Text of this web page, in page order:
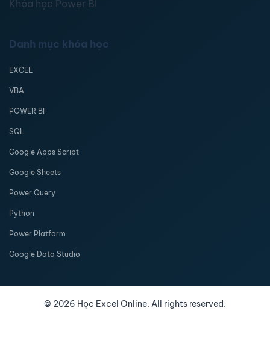
Khóa học Power BI
Danh mục khóa học
EXCEL
VBA
POWER BI
SQL
Google Apps Script
Google Sheets
Power Query
Python
Power Platform
Google Data Studio
© 2026 Học Excel Online. All rights reserved.